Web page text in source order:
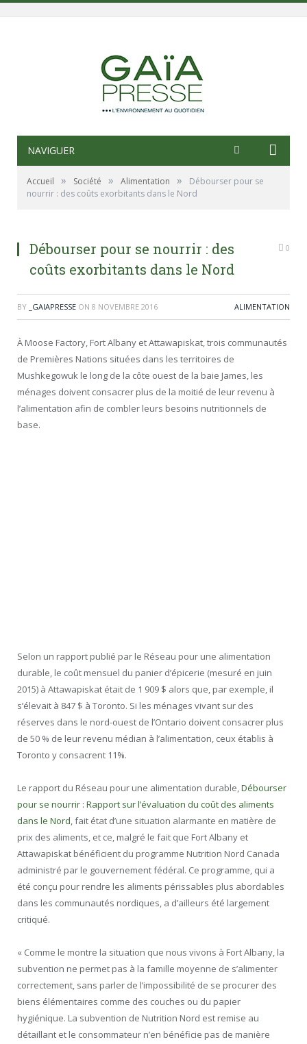
NAVIGUER
Accueil » Société » Alimentation »
Débourser pour se
nourrir : des coûts exorbitants dans le Nord
Débourser pour se nourrir : des
coûts exorbitants dans le Nord
0
BY _GAIAPRESSE ON 8 NOVEMBRE 2016 ALIMENTATION
À Moose Factory, Fort Albany et Attawapiskat, trois communautés
de Premières Nations situées dans les territoires de
Mushkegowuk le long de la côte ouest de la baie James, les
ménages doivent consacrer plus de la moitié de leur revenu à
l’alimentation afin de combler leurs besoins nutritionnels de
base.
Selon un rapport publié par le Réseau pour une alimentation
durable, le coût mensuel du panier d’épicerie (mesuré en juin
2015) à Attawapiskat était de 1 909 $ alors que, par exemple, il
s’élevait à 847 $ à Toronto. Si les ménages vivant sur des
réserves dans le nord-ouest de l’Ontario doivent consacrer plus
de 50 % de leur revenu médian à l’alimentation, ceux établis à
Toronto y consacrent 11%.
Le rapport du Réseau pour une alimentation durable,Débourser
pour se nourrir : Rapport sur l’évaluation du coût des aliments
dans le Nord, fait état d’une situation alarmante en matière de
prix des aliments, et ce, malgré le fait que Fort Albany et
Attawapiskat bénéficient du programme Nutrition Nord Canada
administré par le gouvernement fédéral. Ce programme, qui a
été conçu pour rendre les aliments périssables plus abordables
dans les communautés nordiques, a d’ailleurs été largement
critiqué.
« Comme le montre la situation que nous vivons à Fort Albany, la
subvention ne permet pas à la famille moyenne de s’alimenter
correctement, sans parler de l’impossibilité de se procurer des
biens élémentaires comme des couches ou du papier
hygiénique. La subvention de Nutrition Nord est remise au
détaillant et le consommateur n’en bénéficie pas de manière